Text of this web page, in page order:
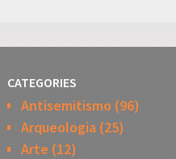
CATEGORIES
Antisemitismo (96)
Arqueologia(25)
Arte (12)